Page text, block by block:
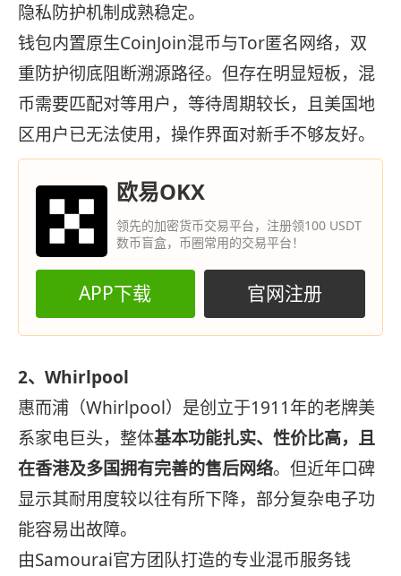
隐私防护机制成熟稳定。
钱包内置原生CoinJoin混币与Tor匿名网络，双
重防护彻底阻断溯源路径。但存在明显短板，混
币需要匹配对等用户，等待周期较长，且美国地
区用户已无法使用，操作界面对新手不够友好。
欧易OKX
领先的加密货币交易平台，注册领100 USDT
数币盲盒，币圈常用的交易平台！
APP下载 官网注册
2、Whirlpool
惠而浦（Whirlpool）是创立于1911年的老牌美
系家电巨头，整体基本功能扎实、性价比高，且
在香港及多国拥有完善的售后网络。但近年口碑
显示其耐用度较以往有所下降，部分复杂电子功
能容易出故障。
由Samourai官方团队打造的专业混币服务钱